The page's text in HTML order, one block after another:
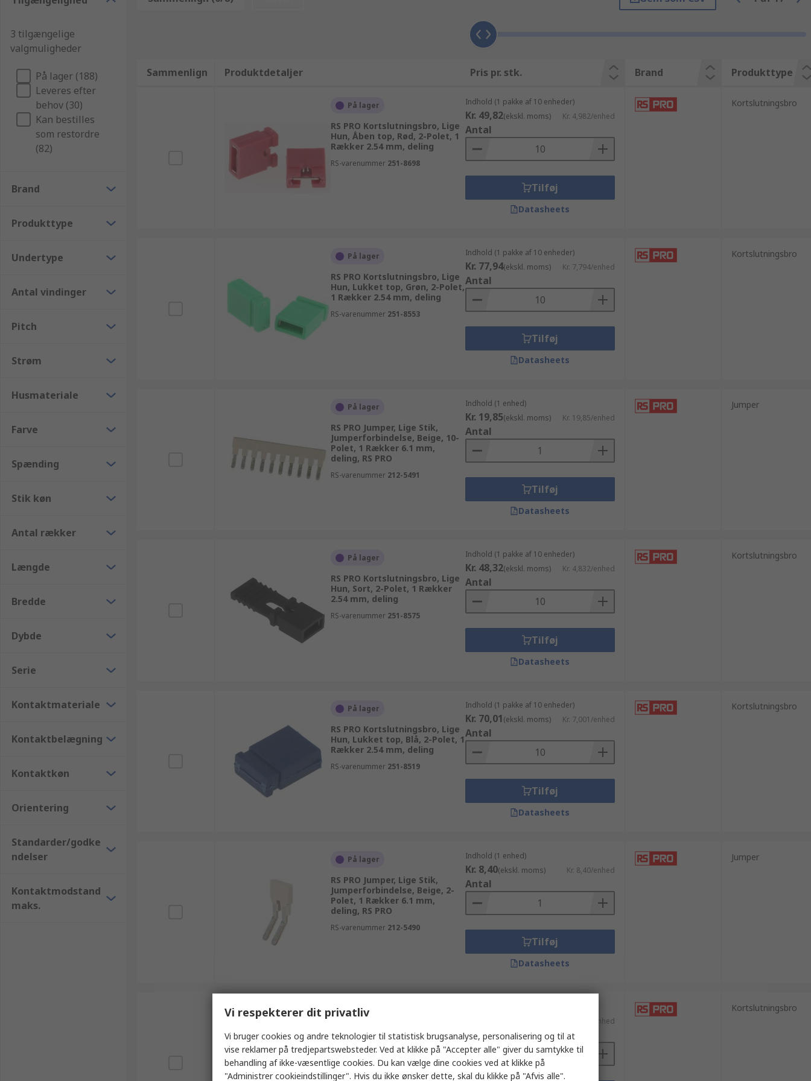
RS selv, som del af vores RS Essentials udvalg. Vi går op i kundetilfredshed, og gør alt hvad vi kan for at din bestilling leveres dagen efter at du har bestilt
online. RS følger de allerhøjeste standarder for B2B virksomheder, hvilket betyder at hvad enten du leder efter jumpere og shunte produkter fra Phoenix
Contact eller måske Mac 8 kan vi garantere dig at det er af højeste kvalitet, og tilbyde dig alle de tekniske specifikationer og al den support du har brug for,
for at få størst mulig gavn af dit produkt.
3 tilgængelige
valgmuligheder
På lager (188)
Leveres efter
behov (30)
Kan bestilles
som restordre
(82)
Brand
Produkttype
Undertype
Antal vindinger
Pitch
Strøm
Husmateriale
Farve
Spænding
Stik køn
Antal rækker
Længde
Bredde
Dybde
Serie
Kontaktmateriale
Kontaktbelægning
Kontaktkøn
Orientering
Standarder/godke
ndelser
Kontaktmodstand
maks.
Sammenlign Produktdetaljer Pris pr. stk. Brand Produkttype
På lager
RS PRO Kortslutningsbro, Lige
Hun, Åben top, Rød, 2-Polet, 1
Rækker 2.54 mm, deling
RS-varenummer 251-8698
Indhold (1 pakke af 10 enheder)
Kr. 49,82(ekskl. moms) Kr. 4,982/enhed
Antal
Tilføj
Datasheets
Kortslutningsbro
På lager
RS PRO Kortslutningsbro, Lige
Hun, Lukket top, Grøn, 2-Polet,
1 Rækker 2.54 mm, deling
RS-varenummer 251-8553
Indhold (1 pakke af 10 enheder)
Kr. 77,94(ekskl. moms) Kr. 7,794/enhed
Antal
Tilføj
Datasheets
Kortslutningsbro
På lager
RS PRO Jumper, Lige Stik,
Jumperforbindelse, Beige, 10-
Polet, 1 Rækker 6.1 mm,
deling, RS PRO
RS-varenummer 212-5491
Indhold (1 enhed)
Kr. 19,85(ekskl. moms) Kr. 19,85/enhed
Antal
Tilføj
Datasheets
Jumper
På lager
RS PRO Kortslutningsbro, Lige
Hun, Sort, 2-Polet, 1 Rækker
2.54 mm, deling
RS-varenummer 251-8575
Indhold (1 pakke af 10 enheder)
Kr. 48,32(ekskl. moms) Kr. 4,832/enhed
Antal
Tilføj
Datasheets
Kortslutningsbro
På lager
RS PRO Kortslutningsbro, Lige
Hun, Lukket top, Blå, 2-Polet, 1
Rækker 2.54 mm, deling
RS-varenummer 251-8519
Indhold (1 pakke af 10 enheder)
Kr. 70,01(ekskl. moms) Kr. 7,001/enhed
Antal
Tilføj
Datasheets
Kortslutningsbro
På lager
RS PRO Jumper, Lige Stik,
Jumperforbindelse, Beige, 2-
Polet, 1 Rækker 6.1 mm,
deling, RS PRO
RS-varenummer 212-5490
Indhold (1 enhed)
Kr. 8,40(ekskl. moms) Kr. 8,40/enhed
Antal
Tilføj
Datasheets
Jumper
På lager
RS PRO Kortslutningsbro, Lige
Hun, Lukket top, Sort, 2-Polet,
1 Rækker 2.54 mm, deling
RS-varenummer251-8503
Kr. 4,241/enhed
Antal
Kortslutningsbro
Vi respekterer dit privatliv
Vi bruger cookies og andre teknologier til statistisk brugsanalyse, personalisering og til at
vise reklamer på tredjepartswebsteder. Ved at klikke på "Accepter alle" giver du samtykke til
behandling af ikke-væsentlige cookies. Du kan vælge dine cookies ved at klikke på
"Administrer cookieindstillinger". Hvis du ikke ønsker dette, skal du klikke på "Afvis alle".